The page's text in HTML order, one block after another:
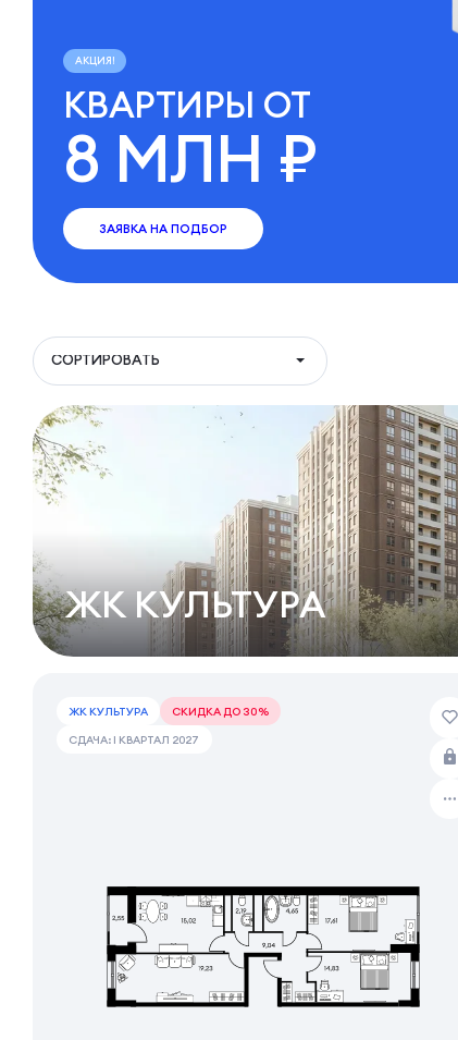
АКЦИЯ!
КВАРТИРЫ ОТ
8 МЛН ₽
ЗАЯВКА НА ПОДБОР
СОРТИРОВАТЬ
ЖК КУЛЬТУРА
ЖК КУЛЬТУРА
СКИДКА ДО 30%
СДАЧА: I КВАРТАЛ 2027